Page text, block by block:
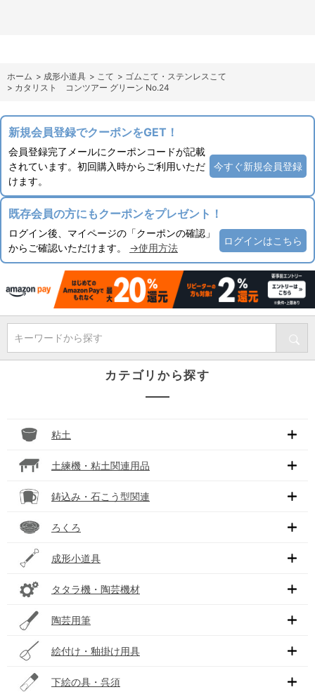
ホーム > 成形小道具 > こて > ゴムこて・ステンレスこて
> カタリスト コンツアー グリーン No.24
新規会員登録でクーポンをGET！
会員登録完了メールにクーポンコードが記載
されています。初回購入時からご利用いただ
けます。
今すぐ新規会員登録
既存会員の方にもクーポンをプレゼント！
ログイン後、マイページの「クーポンの確認」
からご確認いただけます。 →使用方法
ログインはこちら
キーワードから探す
カテゴリから探す
粘土
土練機・粘土関連用品
鋳込み・石こう型関連
ろくろ
成形小道具
タタラ機・陶芸機材
陶芸用筆
絵付け・釉掛け用具
下絵の具・呉須